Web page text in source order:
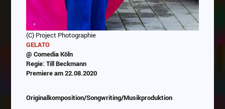
(C) Project Photographie
GELATO
@ Comedia Köln
Regie: Till Beckmann
Premiere am 22.08.2020
Originalkomposition/Songwriting/Musikproduktion